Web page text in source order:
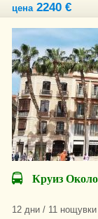
цена2240 €
Круиз
12 дни / 11 нощувки